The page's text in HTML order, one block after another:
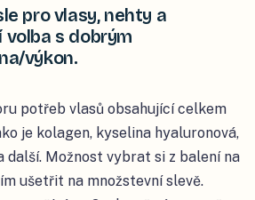
pro vlasy, nehty a
volba s dobrým
výkon.
potřeb vlasů obsahující celkem
je kolagen, kyselina hyaluronová,
další. Možnost vybrat si z balení na
ušetřit na množstevní slevě.